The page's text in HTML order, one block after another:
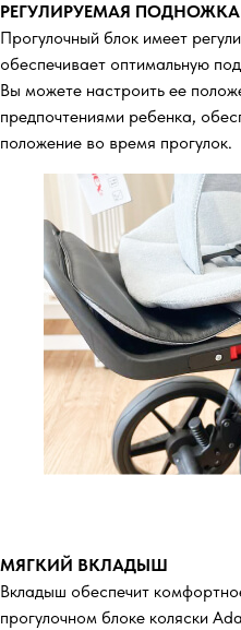
РЕГУЛИРУЕМАЯ ПОДНОЖКА
Прогулочный блок имеет
обеспечивает оптимальную
Вы можете настроить ее
предпочтениями ребенка,
положение во время прогулок.
МЯГКИЙ ВКЛАДЫШ
Вкладыш обеспечит
прогулочном блоке коляски